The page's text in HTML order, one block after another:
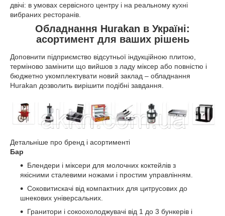
двічі: в умовах сервісного центру і на реальному кухні
вибраних ресторанів.
Обладнання Hurakan в Україні:
асортимент для ваших рішень
Доповнити підприємство відсутньої індукційною плитою,
терміново замінити що вийшов з ладу міксер або повністю і
бюджетно укомплектувати новий заклад – обладнання
Hurakan дозволить вирішити подібні завдання.
Детальніше про бренд і асортименті
Бар
Блендери і міксери для молочних коктейлів з
якісними сталевими ножами і простим управлінням.
Соковитискачі від компактних для цитрусових до
шнекових універсальних.
Гранитори і сокоохолоджувачі від 1 до 3 бункерів і